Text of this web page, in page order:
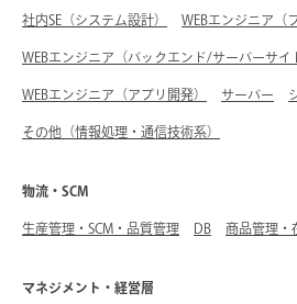
社内SE（システム設計） WEBエンジニア（
WEBエンジニア（バックエンド/サーバーサイ
WEBエンジニア（アプリ開発） サーバー
その他（情報処理・通信技術系）
物流・SCM
生産管理・SCM・品質管理 DB 商品管理・
マネジメント・経営層